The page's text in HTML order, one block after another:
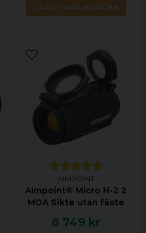
LÄGG I VARUKORGEN
AIMPOINT
Aimpoint® Micro H-2 2
MOA Sikte utan fäste
8 749 kr